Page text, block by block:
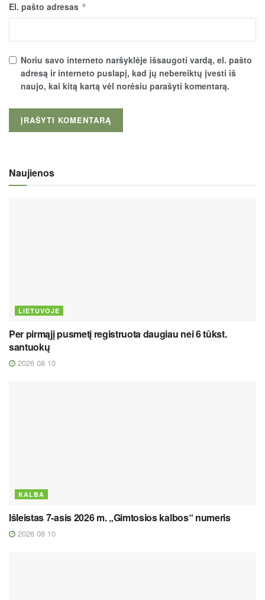
El. pašto adresas *
Noriu savo interneto naršyklėje išsaugoti vardą, el. pašto
adresą ir interneto puslapį, kad jų nebereiktų įvesti iš
naujo, kai kitą kartą vėl norėsiu parašyti komentarą.
Naujienos
LIETUVOJE
Per pirmąjį pusmetį registruota daugiau nei 6 tūkst.
santuokų
2026 08 10
KALBA
Išleistas 7-asis 2026 m. „Gimtosios kalbos“ numeris
2026 08 10